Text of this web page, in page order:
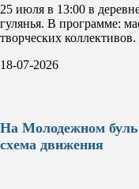
25 июля в 13:00 в
гулянья. В программе:
творческих коллективов.
18-07-2026
На Молодежном
схема движения